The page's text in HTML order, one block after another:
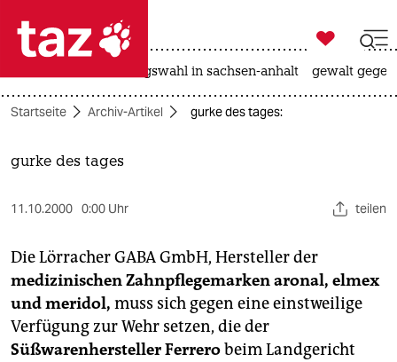
 taz zahl ich
taz zahl ich
themen
politik
gesellschaft
kultur

taz zahl ich
landtagswahl in sachsen-anhalt gewalt
Startseite Archiv-Artikel gurke des tages:
gurke des tages
11.10.2000 0:00 Uhr teilen
Die Lörracher GABA GmbH, Hersteller der
medizinischen Zahnpflegemarken aronal, elmex
und meridol, muss sich gegen eine einstweilige
Verfügung zur Wehr setzen, die der
Süßwarenhersteller Ferrerobeim Landgericht